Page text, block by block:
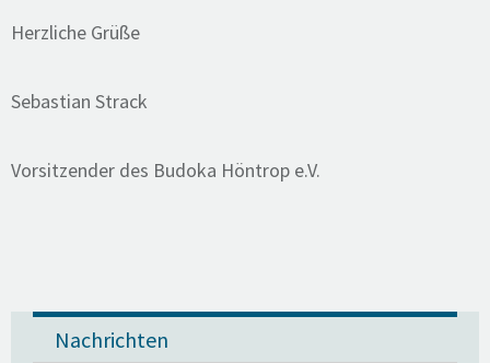
Herzliche Grüße
Sebastian Strack
Vorsitzender des Budoka Höntrop e.V.
Nachrichten